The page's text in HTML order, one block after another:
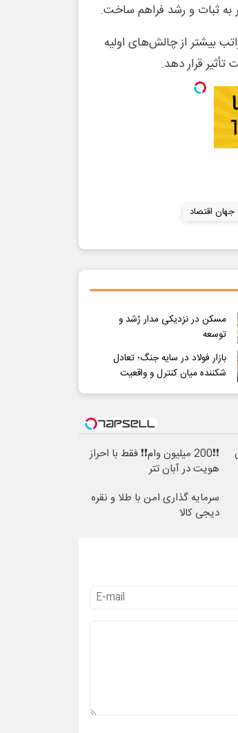
به ثبات و رشد فراهم ساخت.
بیشتر از چالش‌های اولیه
قرار دهد.
جهان اقتصاد
مسکن در نزدیکی مدار رُشد و
توسعه
بازار فولاد در سایه جنگ؛ تعادل
شکننده میان کنترل و واقعیت
❗❗200 میلیون وام❗❗ فقط با احراز
هویت در آبان تتر
سرمایه گذاری امن با طلا و نقره
دیجی کالا